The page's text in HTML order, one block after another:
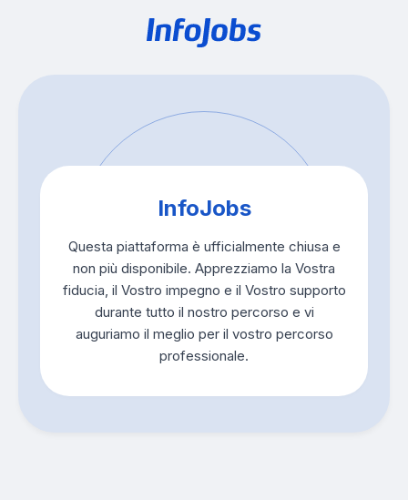
InfoJobs
Questa piattaforma è ufficialmente chiusa e
non più disponibile. Apprezziamo la Vostra
fiducia, il Vostro impegno e il Vostro supporto
durante tutto il nostro percorso e vi
auguriamo il meglio per il vostro percorso
professionale.